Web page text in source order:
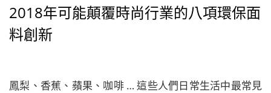
2018年可能顛覆時尚行業的八項環保面
料創新
鳳梨、香蕉、蘋果、咖啡 … 這些人們日常生活中最常見